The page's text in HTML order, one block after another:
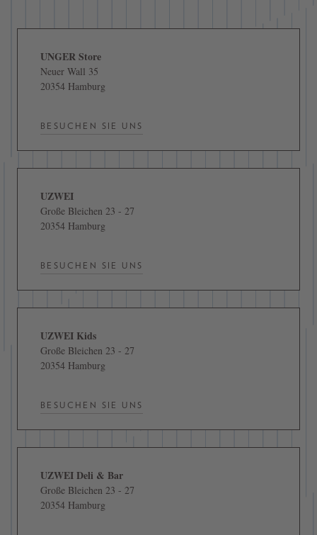
UNGER Store
Neuer Wall 35
20354 Hamburg
BESUCHEN SIE UNS
UZWEI
Große Bleichen 23 - 27
20354 Hamburg
BESUCHEN SIE UNS
UZWEI Kids
Große Bleichen 23 - 27
20354 Hamburg
BESUCHEN SIE UNS
UZWEI Deli & Bar
Große Bleichen 23 - 27
20354 Hamburg